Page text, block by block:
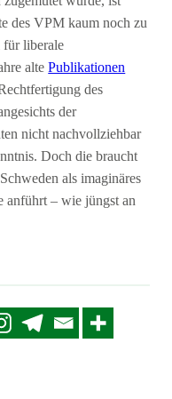
des VPM kaum noch zu
für liberale
altePublikationen
des
der
nicht nachvollziehbar
Doch die braucht
als imaginäres
anführt – wie jüngst an